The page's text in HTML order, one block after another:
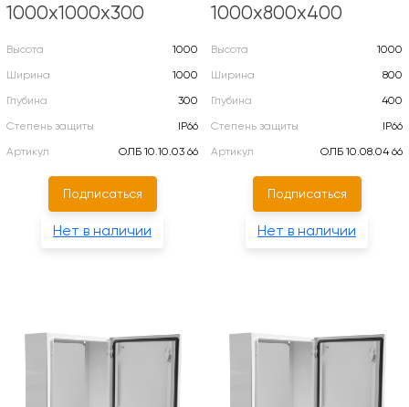
1000х1000х300
Высота
1000
Ширина
1000
Глубина
300
Степень защиты
IP66
Артикул
ОЛБ 10.10.03 66
Подписаться
Нет в наличии
1000х800х400
Высота
1000
Ширина
800
Глубина
400
Степень защиты
IP66
Артикул
ОЛБ 10.08.04 66
Подписаться
Нет в наличии